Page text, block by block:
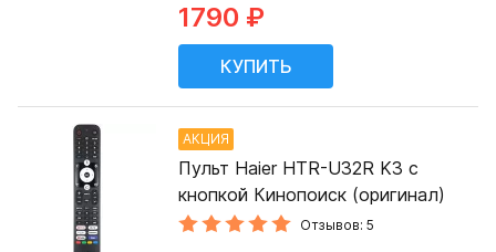
1790 ₽
АКЦИЯ
Пульт Haier HTR-U32R K3 с
кнопкой Кинопоиск (оригинал)
Отзывов: 5